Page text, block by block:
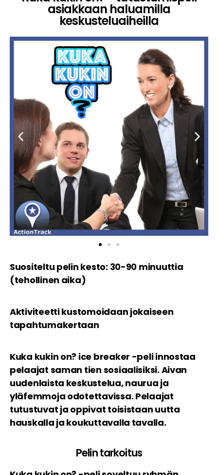
asiakkaan haluamilla
keskusteluaiheilla
Suositeltu pelin kesto: 30-90 minuuttia
(tehollinen aika)
Aktiviteetti kustomoidaan jokaiseen
tapahtumakertaan
Kuka kukin on? ice breaker -peli innostaa
pelaajat saman tien sosiaalisiksi. Aivan
uudenlaista keskustelua, naurua ja
yläfemmoja odotettavissa. Pelaajat
tutustuvat ja oppivat toisistaan uutta
hauskalla ja koukuttavalla tavalla.
Pelin tarkoitus